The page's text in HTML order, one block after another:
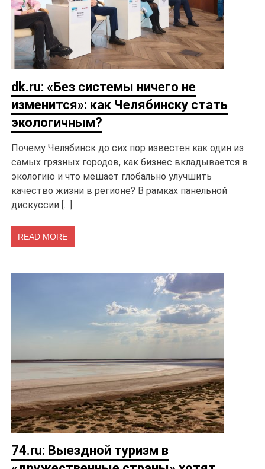
dk.ru: «Без системы ничего не
изменится»: как Челябинску стать
экологичным?
Почему Челябинск до сих пор известен как один из
самых грязных городов, как бизнес вкладывается в
экологию и что мешает глобально улучшить
качество жизни в регионе? В рамках панельной
дискуссии […]
READ MORE
74.ru: Выездной туризм в